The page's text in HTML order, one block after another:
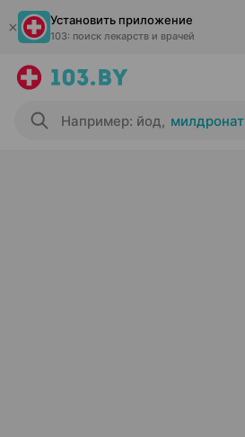
Установить приложение
103: поиск лекарств и врачей
Например: йод, милдронат